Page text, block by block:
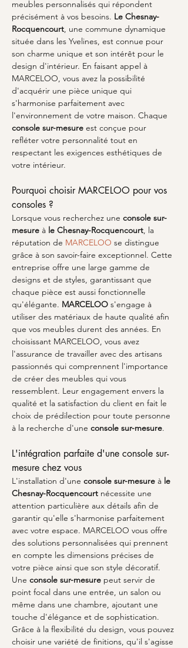
meubles personnalisés qui répondent
précisément à vos besoins. Le Chesnay-
Rocquencourt, une commune dynamique
située dans les Yvelines, est connue pour
son charme unique et son intérêt pour le
design d'intérieur. En faisant appel à
MARCELOO, vous avez la possibilité
d'acquérir une pièce unique qui
s'harmonise parfaitement avec
l'environnement de votre maison. Chaque
console sur-mesure est conçue pour
refléter votre personnalité tout en
respectant les exigences esthétiques de
votre intérieur.
Pourquoi choisir MARCELOO pour vos
consoles ?
Lorsque vous recherchez une console sur-
mesure à le Chesnay-Rocquencourt, la
réputation de MARCELOO se distingue
grâce à son savoir-faire exceptionnel. Cette
entreprise offre une large gamme de
designs et de styles, garantissant que
chaque pièce est aussi fonctionnelle
qu'élégante. MARCELOO s'engage à
utiliser des matériaux de haute qualité afin
que vos meubles durent des années. En
choisissant MARCELOO, vous avez
l'assurance de travailler avec des artisans
passionnés qui comprennent l'importance
de créer des meubles qui vous
ressemblent. Leur engagement envers la
qualité et la satisfaction du client en fait le
choix de prédilection pour toute personne
à la recherche d'une console sur-mesure.
L'intégration parfaite d'une console sur-
mesure chez vous
L'installation d'une console sur-mesure à le
Chesnay-Rocquencourt nécessite une
attention particulière aux détails afin de
garantir qu'elle s'harmonise parfaitement
avec votre espace. MARCELOO vous offre
des solutions personnalisées qui prennent
en compte les dimensions précises de
votre pièce ainsi que son style décoratif.
Une console sur-mesure peut servir de
point focal dans une entrée, un salon ou
même dans une chambre, ajoutant une
touche d'élégance et de sophistication.
Grâce à la flexibilité du design, vous pouvez
choisir une variété de finitions, qu'il s'agisse